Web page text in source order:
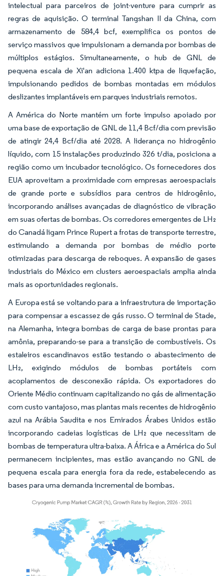
intelectual para parceiros de joint-venture para cumprir as
regras de aquisição. O terminal Tangshan II da China, com
armazenamento de 584,4 bcf, exemplifica os pontos de
serviço massivos que impulsionam a demanda por bombas de
múltiplos estágios. Simultaneamente, o hub de GNL de
pequena escala de Xi'an adiciona 1.400 ktpa de liquefação,
impulsionando pedidos de bombas montadas em módulos
deslizantes implantáveis em parques industriais remotos.
A América do Norte mantém um forte impulso apoiado por
uma base de exportação de GNL de 11,4 Bcf/dia com previsão
de atingir 24,4 Bcf/dia até 2028. A liderança no hidrogênio
líquido, com 15 instalações produzindo 326 t/dia, posiciona a
região como um incubador tecnológico. Os fornecedores dos
EUA aproveitam a proximidade com empresas aeroespaciais
de grande porte e subsídios para centros de hidrogênio,
incorporando análises avançadas de diagnóstico de vibração
em suas ofertas de bombas. Os corredores emergentes de LH₂
do Canadá ligam Prince Rupert a frotas de transporte terrestre,
estimulando a demanda por bombas de médio porte
otimizadas para descarga de reboques. A expansão de gases
industriais do México em clusters aeroespaciais amplia ainda
mais as oportunidades regionais.
A Europa está se voltando para a infraestrutura de importação
para compensar a escassez de gás russo. O terminal de Stade,
na Alemanha, integra bombas de carga de base prontas para
amônia, preparando-se para a transição de combustíveis. Os
estaleiros escandinavos estão testando o abastecimento de
LH₂, exigindo módulos de bombas portáteis com
acoplamentos de desconexão rápida. Os exportadores do
Oriente Médio continuam capitalizando no gás de alimentação
com custo vantajoso, mas plantas mais recentes de hidrogênio
azul na Arábia Saudita e nos Emirados Árabes Unidos estão
incorporando cadeias logísticas de LH₂ que necessitam de
bombas de temperatura ultra-baixa. A África e a América do Sul
permanecem incipientes, mas estão avançando no GNL de
pequena escala para energia fora da rede, estabelecendo as
bases para uma demanda incremental de bombas.